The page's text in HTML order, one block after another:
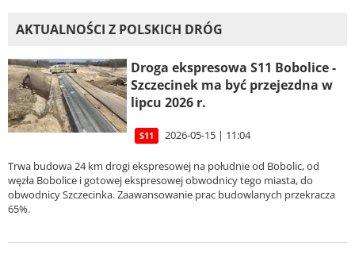
AKTUALNOŚCI Z POLSKICH DRÓG
Droga ekspresowa S11 Bobolice -
Szczecinek ma być przejezdna w
lipcu 2026 r.
S11 2026-05-15 | 11:04
Trwa budowa 24 km drogi ekspresowej na południe od Bobolic, od
węzła Bobolice i gotowej ekspresowej obwodnicy tego miasta, do
obwodnicy Szczecinka. Zaawansowanie prac budowlanych przekracza
65%.